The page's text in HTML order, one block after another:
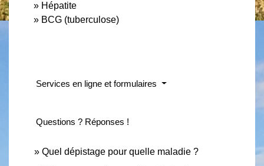
Hépatite
BCG (tuberculose)
Services en ligne et formulaires
Questions ? Réponses !
Quel dépistage pour quelle maladie ?